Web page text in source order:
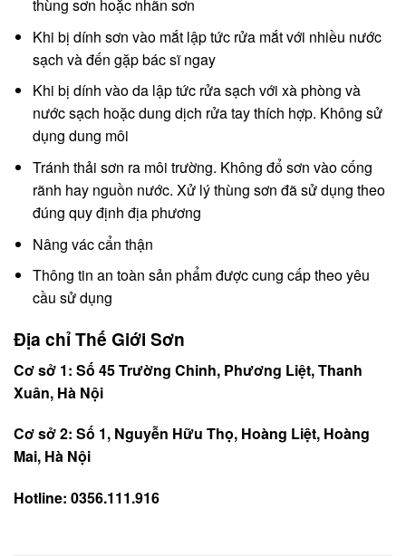
thùng sơn hoặc nhãn sơn
Khi bị dính sơn vào mắt lập tức rửa mắt với nhiều nước
sạch và đến gặp bác sĩ ngay
Khi bị dính vào da lập tức rửa sạch với xà phòng và
nước sạch hoặc dung dịch rửa tay thích hợp. Không sử
dụng dung môi
Tránh thải sơn ra môi trường. Không đổ sơn vào cống
rãnh hay nguồn nước. Xử lý thùng sơn đã sử dụng theo
đúng quy định địa phương
Nâng vác cẩn thận
Thông tin an toàn sản phẩm được cung cấp theo yêu
cầu sử dụng
Địa chỉ Thế Giới Sơn
Cơ sở 1: Số 45 Trường Chinh, Phương Liệt, Thanh
Xuân, Hà Nội
Cơ sở 2: Số 1, Nguyễn Hữu Thọ, Hoàng Liệt, Hoàng
Mai, Hà Nội
Hotline: 0356.111.916